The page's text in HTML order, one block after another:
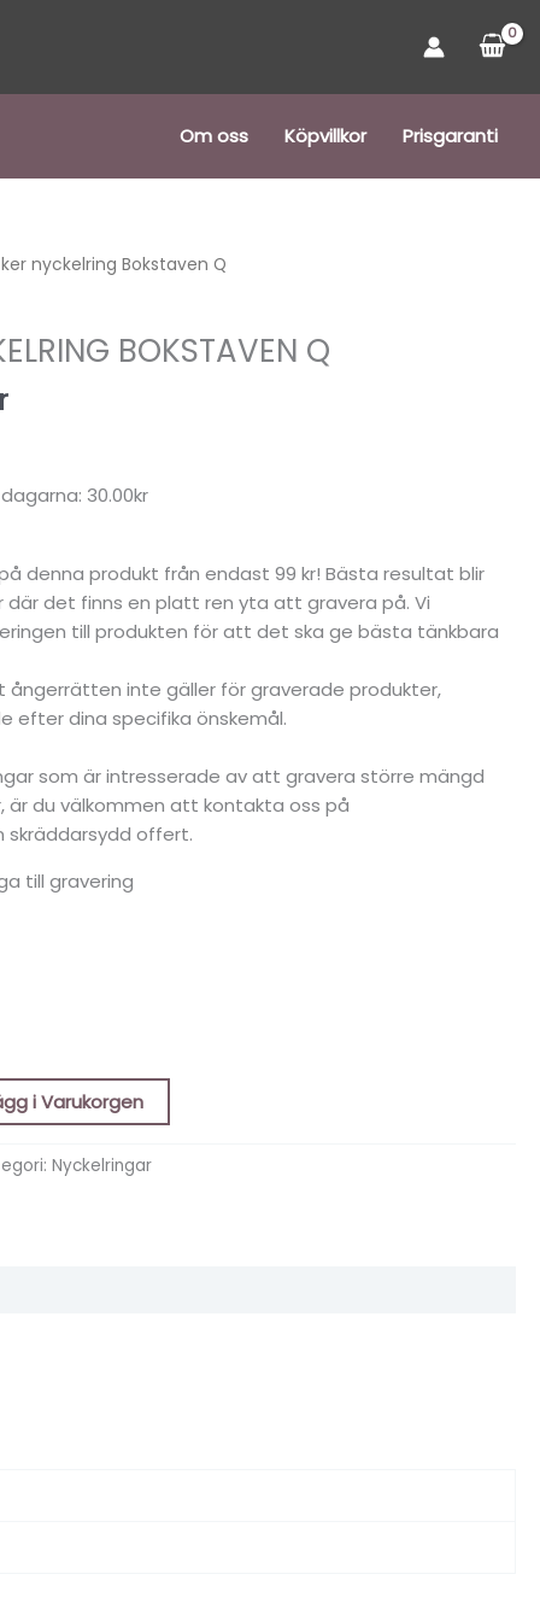
Om oss Köpvillkor Prisgaranti
nyckelring Bokstaven Q
BOKSTAVEN Q
Det
är:
30.00kr
denna produkt från endast 99 kr! Bästa resultat blir
det finns en platt ren yta att gravera på. Vi
till produkten för att det ska ge bästa tänkbara
inte gäller för graverade produkter,
efter dina specifika önskemål.
som är intresserade av att gravera större mängd
är du välkommen att kontakta oss på
skräddarsydd offert.
till gravering
i Varukorgen
Nyckelringar